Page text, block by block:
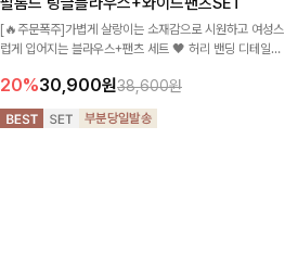
[🔥주문폭주]가볍게 살랑이는 소재감으로 시원하고 여성스
럽게 입어지는 블라우스+팬츠 세트 🖤 허리 밴딩 디테일로
스럽게 완성!
20%30,900원38,600원